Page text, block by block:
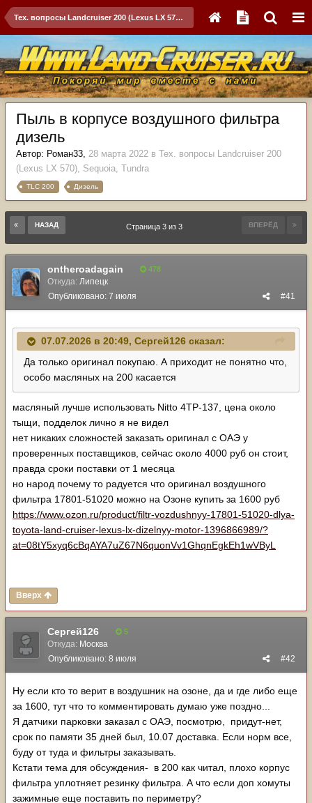
Тех. вопросы Landcruiser 200 (Lexus LX 570), Sequoia, Tundra
Пыль в корпусе воздушного фильтра
дизель
Автор: Роман33, 28 марта 2022 в Тех. вопросы Landcruiser 200
(Lexus LX 570), Sequoia, Tundra
TLC 200 Дизель
НАЗАД ВПЕРЁД
Страница 3 из 3
ontheroadagain 478
Откуда: Липецк
#41
Опубликовано: 7 июля
07.07.2026 в 20:49, Сергей126 сказал:
Да только оригинал покупаю. А приходит не понятно что,
особо масляных на 200 касается
масляный лучше использовать Nitto 4TP-137, цена около
тыщи, подделок лично я не видел
нет никаких сложностей заказать оригинал с ОАЭ у
проверенных поставщиков, сейчас около 4000 руб он стоит,
правда сроки поставки от 1 месяца
но народ почему то радуется что оригинал воздушного
фильтра 17801-51020 можно на Озоне купить за 1600 руб
https://www.ozon.ru/product/filtr-vozdushnyy-17801-51020-dlya-
toyota-land-cruiser-lexus-lx-dizelnyy-motor-1396866989/?
at=08tY5xyq6cBqAYA7uZ67N6quonVv1GhqnEgkEh1wVByL
Вверх
Сергей126 5
Откуда: Москва
#42
Опубликовано: 8 июля
Ну если кто то верит в воздушник на озоне, да и где либо еще
за 1600, тут что то комментировать думаю уже поздно...
Я датчики парковки заказал с ОАЭ, посмотрю, придут-нет,
срок по памяти 35 дней был, 10.07 доставка. Если норм все,
буду от туда и фильтры заказывать.
Кстати тема для обсуждения- в 200 как читал, плохо корпус
фильтра уплотняет резинку фильтра. А что если доп хомуты
зажимные еще поставить по периметру?